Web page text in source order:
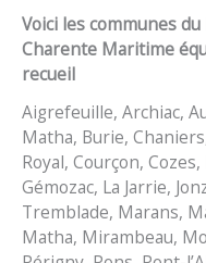
Voici les communes
Charente Maritime
recueil
Aigrefeuille, Archiac,
Matha, Burie,
Royal, Courçon,
Gémozac, La Jarrie,
Tremblade, Marans,
Matha, Mirambeau,